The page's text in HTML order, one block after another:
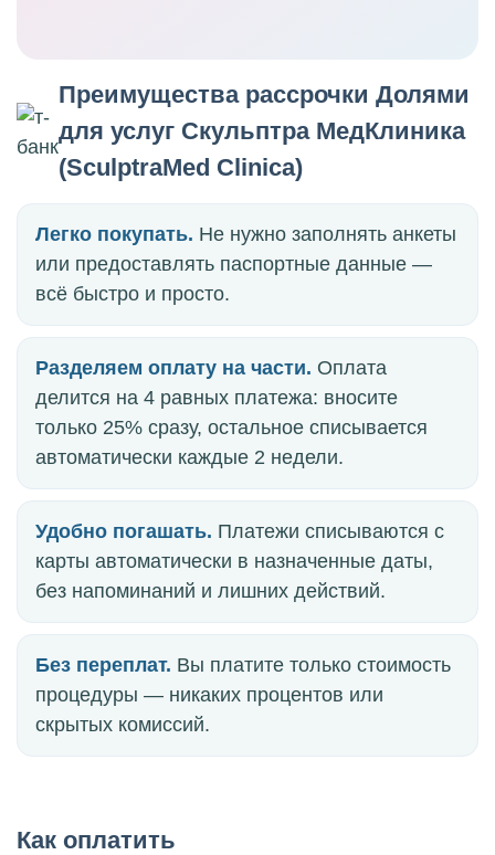
Преимущества рассрочки Долями
для услуг Скульптра МедКлиника
(SculptraMed Clinica)
Легко покупать. Не нужно заполнять анкеты
или предоставлять паспортные данные —
всё быстро и просто.
Разделяем оплату на части. Оплата
делится на 4 равных платежа: вносите
только 25% сразу, остальное списывается
автоматически каждые 2 недели.
Удобно погашать. Платежи списываются с
карты автоматически в назначенные даты,
без напоминаний и лишних действий.
Без переплат. Вы платите только стоимость
процедуры — никаких процентов или
скрытых комиссий.
Как оплатить